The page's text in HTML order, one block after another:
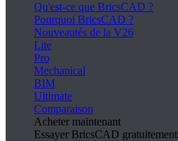
Qu'est-ce que BricsCAD ?
Pourquoi BricsCAD ?
Nouveautés de la V26
Lite
Pro
Mechanical
BIM
Ultimate
Comparaison
Acheter maintenant
Essayer BricsCAD gratuitement